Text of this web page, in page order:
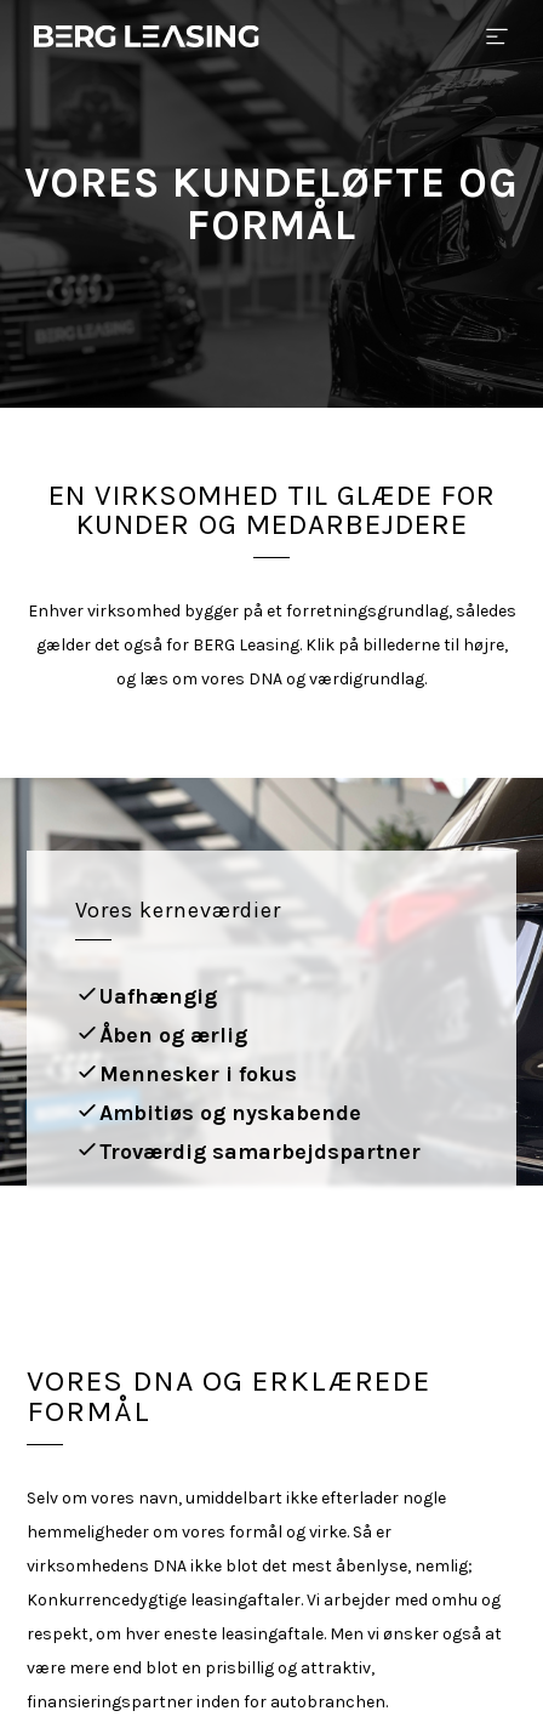
VORES KUNDELØFTE OG
FORMÅL
EN VIRKSOMHED TIL GLÆDE FOR
KUNDER OG MEDARBEJDERE
Enhver virksomhed bygger på et forretningsgrundlag, således
gælder det også for BERG Leasing. Klik på billederne til højre,
og læs om vores DNA og værdigrundlag.
Vores kerneværdier
Uafhængig
Åben og ærlig
Mennesker i fokus
Ambitiøs og nyskabende
Troværdig samarbejdspartner
VORES DNA OG ERKLÆREDE
FORMÅL
Selv om vores navn, umiddelbart ikke efterlader nogle
hemmeligheder om vores formål og virke. Så er
virksomhedens DNA ikke blot det mest åbenlyse, nemlig;
Konkurrencedygtige leasingaftaler. Vi arbejder med omhu og
respekt, om hver eneste leasingaftale. Men vi ønsker også at
være mere end blot en prisbillig og attraktiv,
finansieringspartner inden for autobranchen.